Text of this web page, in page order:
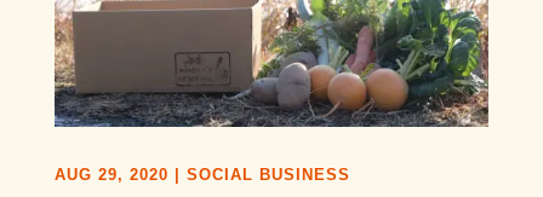
AUG 29, 2020 SOCIAL BUSINESS